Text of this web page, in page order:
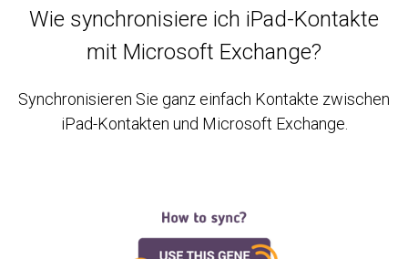
Wie synchronisiere ich iPad-Kontakte
mit Microsoft Exchange?
Synchronisieren Sie ganz einfach Kontakte zwischen
iPad-Kontakten und Microsoft Exchange.